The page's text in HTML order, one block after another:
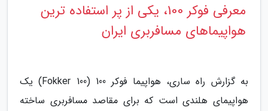
معرفی فوکر 100، یکی از پر استفاده ترین
هواپیماهای مسافربری ایران
به گزارش راه ساری، هواپیما فوکر 100 (Fokker 100) یک
هواپیمای هلندی است که برای مقاصد مسافربری ساخته